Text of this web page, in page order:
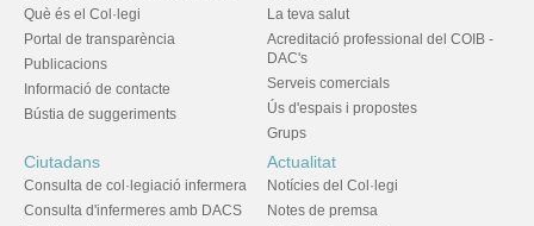
Què és el Col·legi
Portal de transparència
Publicacions
Informació de contacte
Bústia de suggeriments
La teva salut
Acreditació professional del COIB -
DAC's
Serveis comercials
Ús d'espais i propostes
Grups
Ciutadans
Consulta de col·legiació infermera
Consulta d'infermeres amb DACS
Actualitat
Notícies del Col·legi
Notes de premsa